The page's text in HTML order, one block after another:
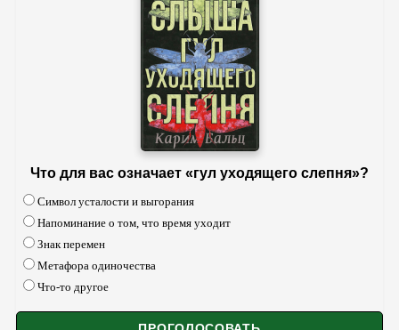
Что для вас означает «гул уходящего слепня»?
Символ усталости и выгорания
Напоминание о том, что время уходит
Знак перемен
Метафора одиночества
Что-то другое